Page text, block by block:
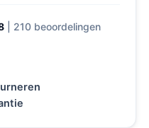
| 210 beoordelingen